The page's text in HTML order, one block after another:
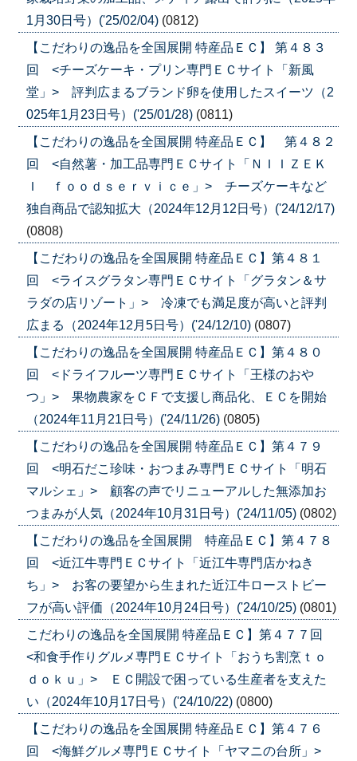
1月30日号）('25/02/04) (0812)
【こだわりの逸品を全国展開 特産品ＥＣ】 第４８３
回 <チーズケーキ・プリン専門ＥＣサイト「新風
堂」> 評判広まるブランド卵を使用したスイーツ（2
025年1月23日号）('25/01/28) (0811)
【こだわりの逸品を全国展開 特産品ＥＣ】 第４８２
回 <自然薯・加工品専門ＥＣサイト「ＮＩＩＺＥＫ
Ｉ ｆｏｏｄｓｅｒｖｉｃｅ」> チーズケーキなど
独自商品で認知拡大（2024年12月12日号）('24/12/17)
(0808)
【こだわりの逸品を全国展開 特産品ＥＣ】第４８１
回 <ライスグラタン専門ＥＣサイト「グラタン＆サ
ラダの店リゾート」> 冷凍でも満足度が高いと評判
広まる（2024年12月5日号）('24/12/10) (0807)
【こだわりの逸品を全国展開 特産品ＥＣ】第４８０
回 <ドライフルーツ専門ＥＣサイト「王様のおや
つ」> 果物農家をＣＦで支援し商品化、ＥＣを開始
（2024年11月21日号）('24/11/26) (0805)
【こだわりの逸品を全国展開 特産品ＥＣ】第４７９
回 <明石だこ珍味・おつまみ専門ＥＣサイト「明石
マルシェ」> 顧客の声でリニューアルした無添加お
つまみが人気（2024年10月31日号）('24/11/05) (0802)
【こだわりの逸品を全国展開 特産品ＥＣ】第４７８
回 <近江牛専門ＥＣサイト「近江牛専門店かねき
ち」> お客の要望から生まれた近江牛ローストビー
フが高い評価（2024年10月24日号）('24/10/25) (0801)
こだわりの逸品を全国展開 特産品ＥＣ】第４７７回
<和食手作りグルメ専門ＥＣサイト「おうち割烹ｔｏ
ｄｏｋｕ」> ＥＣ開設で困っている生産者を支えた
い（2024年10月17日号）('24/10/22) (0800)
【こだわりの逸品を全国展開 特産品ＥＣ】第４７６
回 <海鮮グルメ専門ＥＣサイト「ヤマニの台所」>